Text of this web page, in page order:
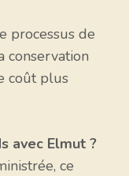
processus de
conservation
coût plus
avec Elmut ?
ce